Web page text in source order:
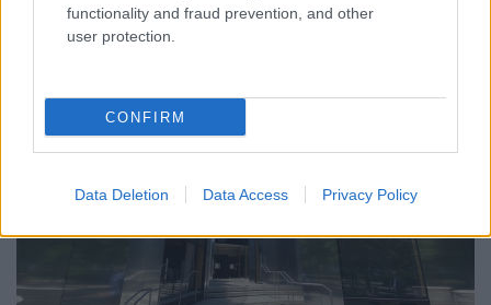
functionality and fraud prevention, and other
user protection.
CONFIRM
Data Deletion Data Access Privacy Policy